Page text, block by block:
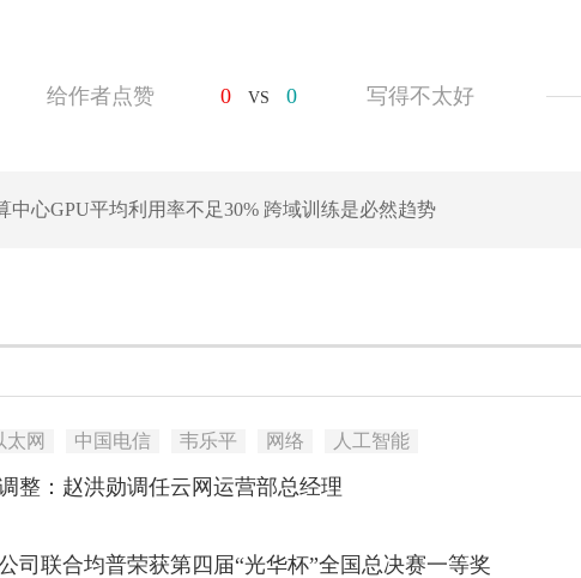
给作者点赞 0 VS 0 写得不太好
中心GPU平均利用率不足30% 跨域训练是必然趋势
太网 中国电信 韦乐平 网络 人工智能
整：赵洪勋调任云网运营部总经理
司联合均普荣获第四届“光华杯”全国总决赛一等奖